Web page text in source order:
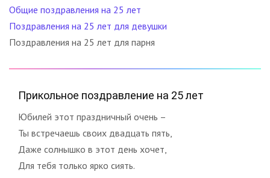
Общие поздравления на 25 лет
Поздравления на 25 лет для девушки
Поздравления на 25 лет для парня
Прикольное поздравление на 25 лет
Юбилей этот праздничный очень –
Ты встречаешь своих двадцать пять,
Даже солнышко в этот день хочет,
Для тебя только ярко сиять.